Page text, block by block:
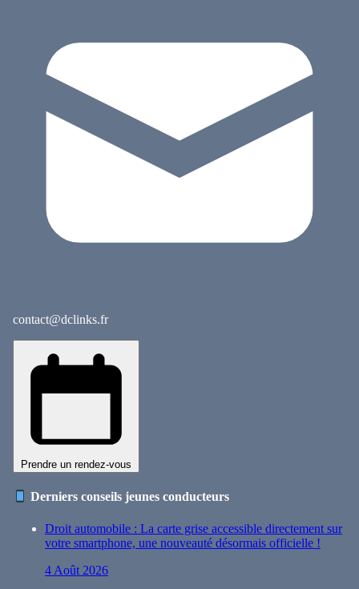
contact@dclinks.fr
Prendre un rendez-vous
Derniers conseils jeunes conducteurs
Droit automobile : La carte grise accessible directement sur
votre smartphone, une nouveauté désormais officielle !
4 Août 2026